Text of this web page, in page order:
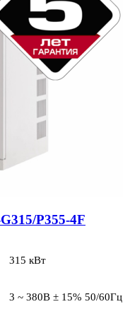
P355-4F
315 кВт
3 ~ 380В ± 15% 50/60Гц